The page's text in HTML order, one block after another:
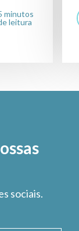
minutos
leitura
sociais.